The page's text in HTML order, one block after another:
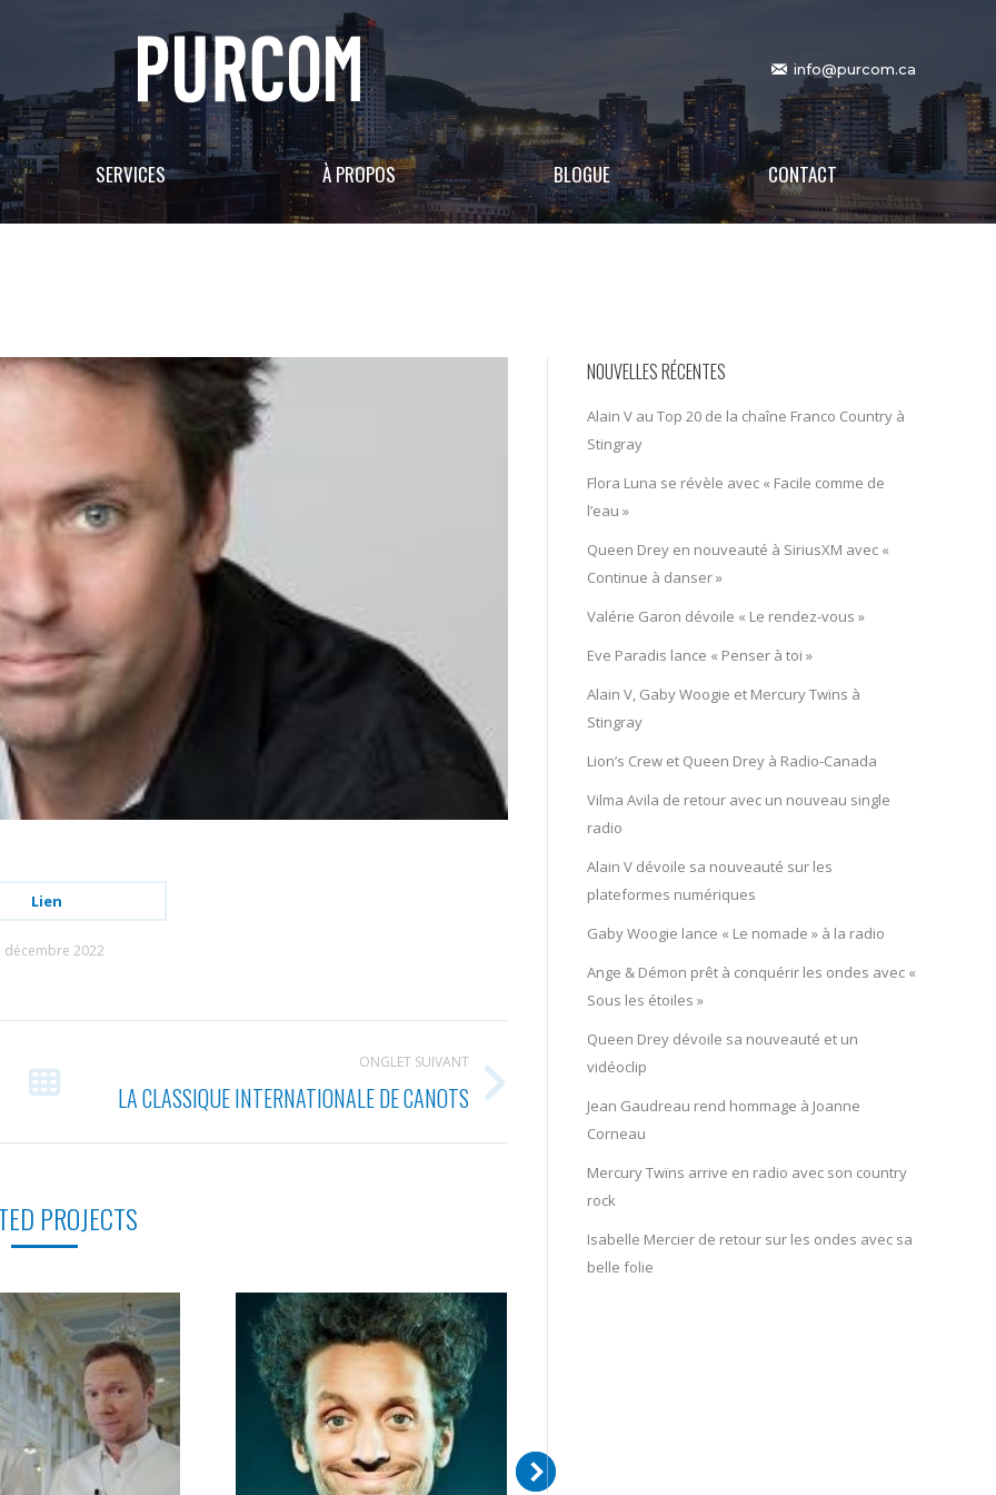
info@purcom.ca
SERVICES À PROPOS BLOGUE CONTACT
Lien
décembre 2022
ONGLET SUIVANT
Projets
LA CLASSIQUE INTERNATIONALE DE CANOTS
PROJECTS
NOUVELLES RÉCENTES
Alain V au Top 20 de la chaîne Franco Country à
Stingray
Flora Luna se révèle avec « Facile comme de
l’eau »
Queen Drey en nouveauté à SiriusXM avec «
Continue à danser »
Valérie Garon dévoile « Le rendez-vous »
Eve Paradis lance « Penser à toi »
Alain V, Gaby Woogie et Mercury Twïns à
Stingray
Lion’s Crew et Queen Drey à Radio-Canada
Vilma Avila de retour avec un nouveau single
radio
Alain V dévoile sa nouveauté sur les
plateformes numériques
Gaby Woogie lance « Le nomade » à la radio
Ange & Démon prêt à conquérir les ondes avec «
Sous les étoiles »
Queen Drey dévoile sa nouveauté et un
vidéoclip
Jean Gaudreau rend hommage à Joanne
Corneau
Mercury Twïns arrive en radio avec son country
rock
Isabelle Mercier de retour sur les ondes avec sa
belle folie